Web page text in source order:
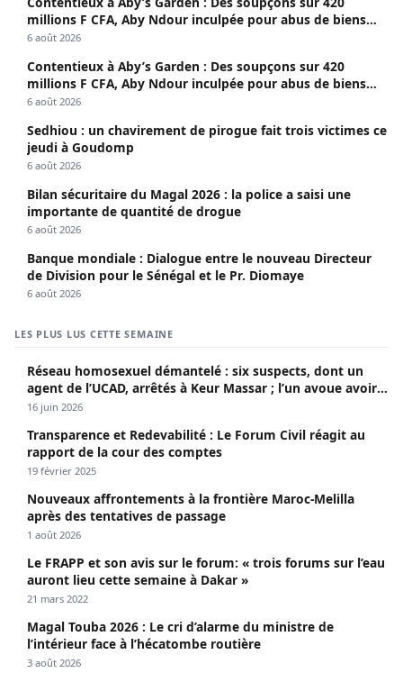
millions F CFA, Aby Ndour inculpée pour abus de biens
sociaux
6 août 2026
Contentieux à Aby’s Garden : Des soupçons sur 420
millions F CFA, Aby Ndour inculpée pour abus de biens
sociaux
6 août 2026
Sedhiou : un chavirement de pirogue fait trois victimes ce
jeudi à Goudomp
6 août 2026
Bilan sécuritaire du Magal 2026 : la police a saisi une
importante de quantité de drogue
6 août 2026
Banque mondiale : Dialogue entre le nouveau Directeur
de Division pour le Sénégal et le Pr. Diomaye
6 août 2026
LES PLUS LUS CETTE SEMAINE
Réseau homosexuel démantelé : six suspects, dont un
agent de l’UCAD, arrêtés à Keur Massar ; l’un avoue avoir
propagé le VIH depuis 2018
16 juin 2026
Transparence et Redevabilité : Le Forum Civil réagit au
rapport de la cour des comptes
19 février 2025
Nouveaux affrontements à la frontière Maroc-Melilla
après des tentatives de passage
1 août 2026
Le FRAPP et son avis sur le forum: « trois forums sur l’eau
auront lieu cette semaine à Dakar »
21 mars 2022
Magal Touba 2026 : Le cri d’alarme du ministre de
l’intérieur face à l’hécatombe routière
3 août 2026